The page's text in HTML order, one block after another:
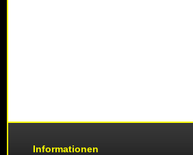
Informationen